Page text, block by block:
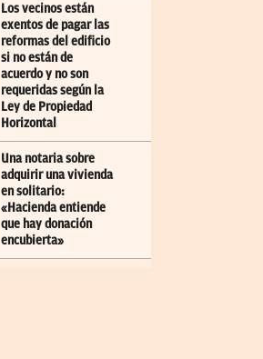
Los vecinos están
exentos de pagar las
reformas del edificio
si no están de
acuerdo y no son
requeridas según la
Ley de Propiedad
Horizontal
Una notaria sobre
adquirir una vivienda
en solitario:
«Hacienda entiende
que hay donación
encubierta»